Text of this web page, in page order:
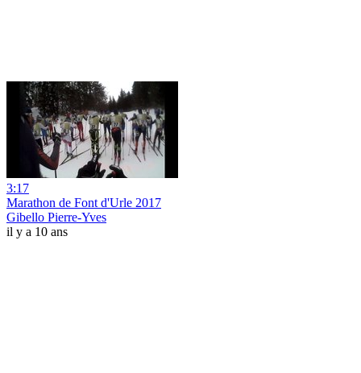
3:17
Marathon de Font d'Urle 2017
Gibello Pierre-Yves
il y a 10 ans